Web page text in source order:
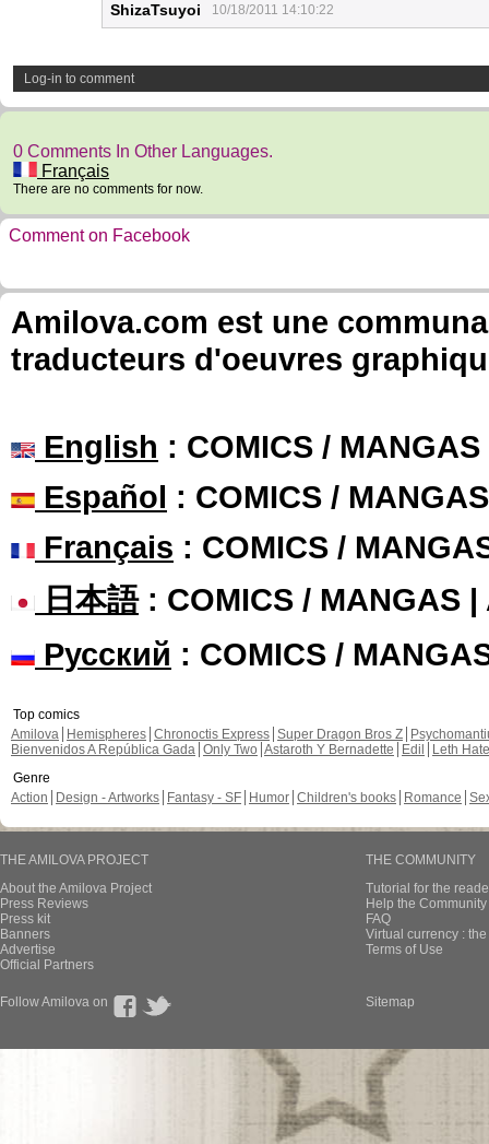
ShizaTsuyoi 10/18/2011 14:10:22
Log-in to comment
0 Comments In Other Languages.
Français
There are no comments for now.
Comment on Facebook
Amilova.com est une
traducteurs d'oeuvres
English : COMICS /
Español : COMICS /
Français : COMICS /
日本語: COMICS / MANGAS |
Русский : COMICS /
Top comics
Amilova
Hemispheres Chronoctis Express Super Dragon Bros Z
Bienvenidos A República Gada Only Two Astaroth Y Bernadette Edil
Leth Hate
Genre
Action
Design - Artworks Fantasy - SF Humor Children's books Romance
THE AMILOVA PROJECT
About the Amilova Project
Press Reviews
Press kit
Banners
Advertise
Official Partners
THE COMMUNITY
Tutorial for the
Help the
FAQ
Virtual currency :
Terms of Use
Follow Amilova on Sitemap